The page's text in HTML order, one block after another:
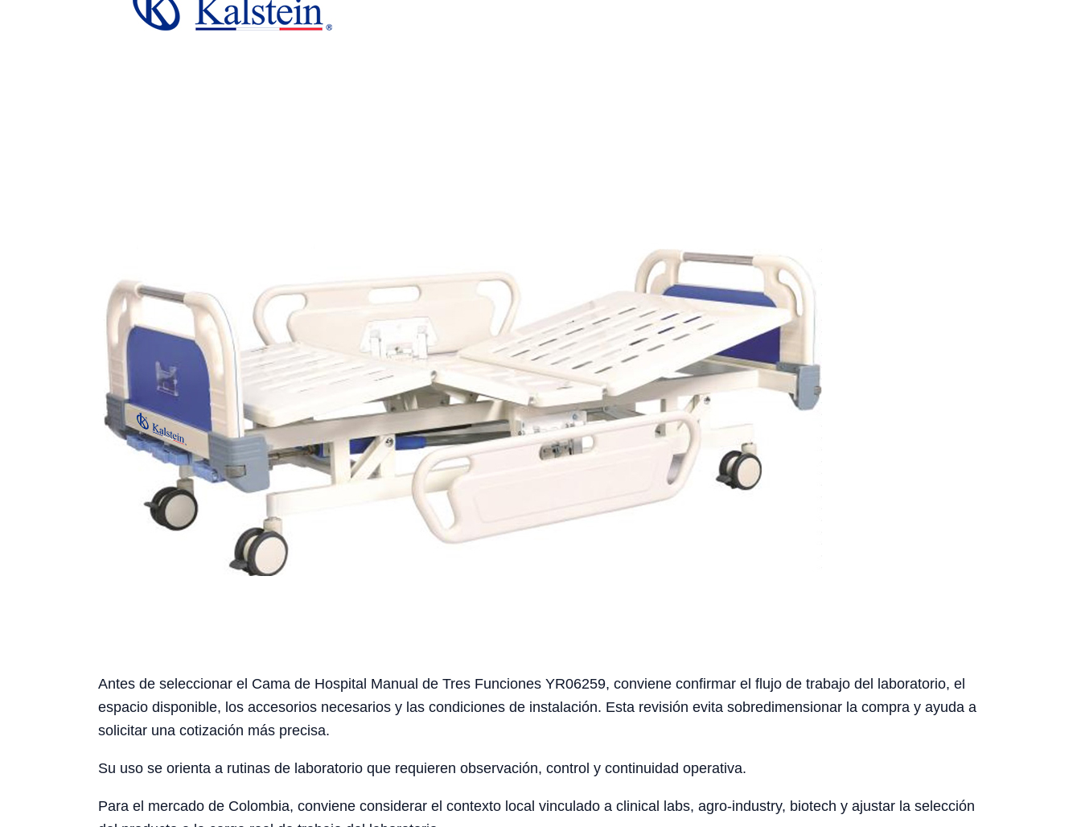
Antes de seleccionar el Cama de Hospital Manual de Tres Funciones YR06259, conviene confirmar el flujo de trabajo del laboratorio, el
espacio disponible, los accesorios necesarios y las condiciones de instalación. Esta revisión evita sobredimensionar la compra y ayuda a
solicitar una cotización más precisa.
Su uso se orienta a rutinas de laboratorio que requieren observación, control y continuidad operativa.
Para el mercado de Colombia, conviene considerar el contexto local vinculado a clinical labs, agro-industry, biotech y ajustar la selección